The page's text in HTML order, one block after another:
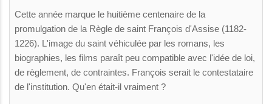
Cette année marque le huitième centenaire de la
promulgation de la Règle de saint François d'Assise (1182-
1226). L'image du saint véhiculée par les romans, les
biographies, les films paraît peu compatible avec l'idée de loi,
de règlement, de contraintes. François serait le contestataire
de l'institution. Qu'en était-il vraiment ?